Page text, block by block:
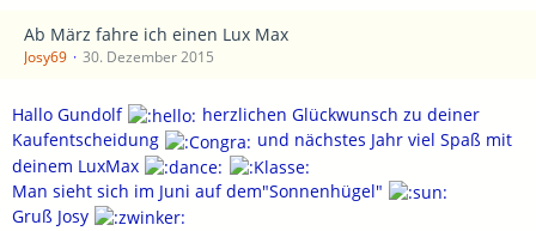
Ab März fahre ich einen Lux Max
Josy69 30. Dezember 2015
Hallo Gundolf
herzlichen Glückwunsch zu deiner
Kaufentscheidung
und nächstes Jahr viel Spaß mit
deinem LuxMax
Man sieht sich im Juni auf dem"Sonnenhügel"
Gruß Josy